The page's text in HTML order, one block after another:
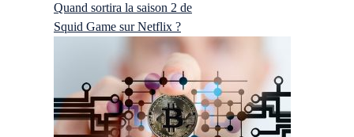
Quand sortira la saison 2 de
Squid Game sur Netflix ?